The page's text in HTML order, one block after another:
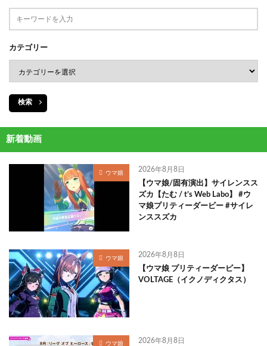
カテゴリー
検索
新着動画
ウマ娘 2026年8月8日
【ウマ娘/固有演出】サイレンスス
ズカ【たむ / t’s Web Labo】 #ウ
マ娘プリティーダービー #サイレ
ンススズカ
ウマ娘 2026年8月8日
【ウマ娘 プリティーダービー】
VOLTAGE（イクノディクタス）
ウマ娘 2026年8月8日